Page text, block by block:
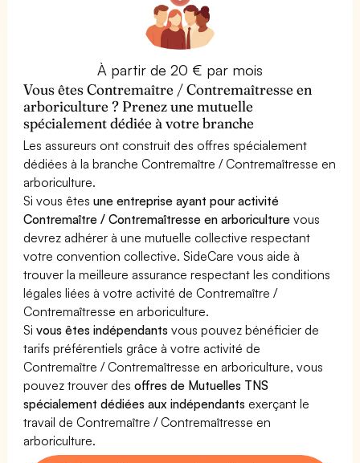
À partir de 20 € par mois
Vous êtes Contremaître / Contremaîtresse en
arboriculture ? Prenez une mutuelle
spécialement dédiée à votre branche
Les assureurs ont construit des offres spécialement
dédiées à la branche Contremaître / Contremaîtresse en
arboriculture.
Si vous êtesune entreprise ayant pour activité
Contremaître / Contremaîtresse en arboriculture vous
devrez adhérer à une mutuelle collective respectant
votre convention collective. SideCare vous aide à
trouver la meilleure assurance respectant les conditions
légales liées à votre activité de Contremaître /
Contremaîtresse en arboriculture.
Sivous êtes indépendants vous pouvez bénéficier de
tarifs préférentiels grâce à votre activité de
Contremaître / Contremaîtresse en arboriculture, vous
pouvez trouver desoffres de Mutuelles TNS
spécialement dédiées aux indépendants exerçant le
travail de Contremaître / Contremaîtresse en
arboriculture.